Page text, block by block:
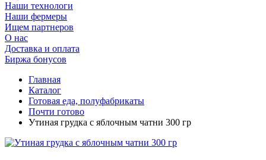
Наши технологи
Наши фермеры
Ищем партнеров
О нас
Доставка и оплата
Биржа бонусов
Главная
Каталог
Готовая еда, полуфабрикаты
Почти готово
Утиная грудка с яблочным чатни 300 гр